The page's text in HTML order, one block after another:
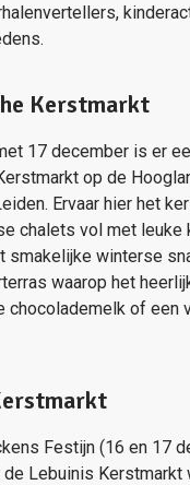
Kerstmarkt
17 december is er
op de
Ervaar hier het
chalets vol met leuke
smakelijke winterse
waarop het
chocolademelk of een
Festijn (16 en 17
Lebuinis Kerstmarkt